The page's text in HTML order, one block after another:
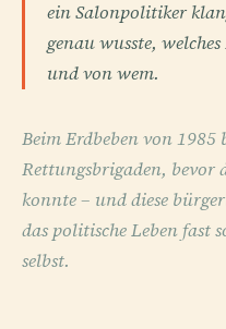
ein Salonpolitiker
genau wusste,
und von wem.
Beim Erdbeben von
Rettungsbrigaden, bevor
konnte – und diese
das politische Leben fast
selbst.